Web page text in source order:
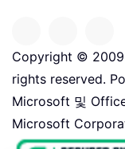
Copyright ©
rights reserved.
Microsoft 및
Microsoft